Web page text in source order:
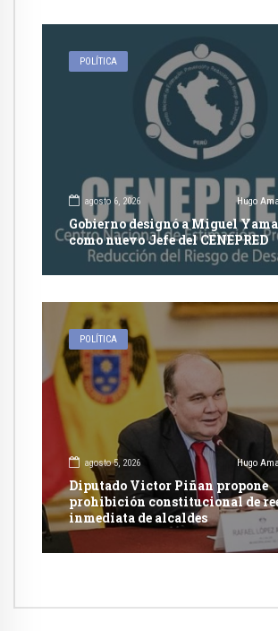
POLÍTICA
agosto 6, 2026 Hugo
Gobierno designó a Miguel
como nuevo Jefe del CENEPRED
POLÍTICA
agosto 5, 2026 Hugo
Diputado Victor Piñan propone
prohibición constitucional de
inmediata de alcaldes